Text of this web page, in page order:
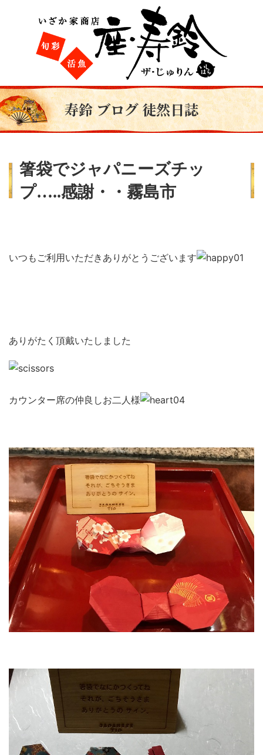
寿鈴 ブログ 徒然日誌
箸袋でジャパニーズチッ
プ…..感謝・・霧島市
いつもご利用いただきありがとうございます
ありがたく頂戴いたしました
カウンター席の仲良しお二人様